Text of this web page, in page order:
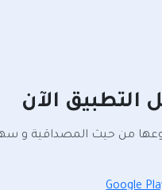
التطبيق الآن
من حيث المصداقية و